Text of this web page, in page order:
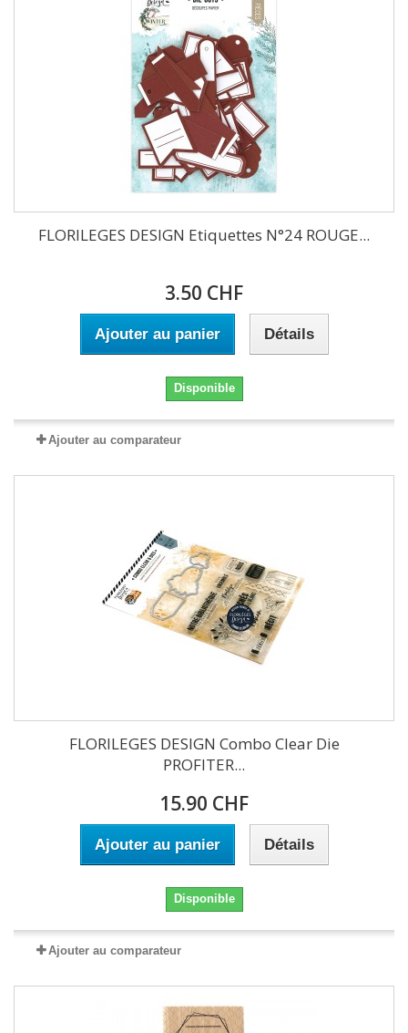
FLORILEGES DESIGN Etiquettes N°24 ROUGE...
3.50 CHF
Ajouter au panier Détails
Disponible
Ajouter au comparateur
FLORILEGES DESIGN Combo Clear Die
PROFITER...
15.90 CHF
Ajouter au panier Détails
Disponible
Ajouter au comparateur